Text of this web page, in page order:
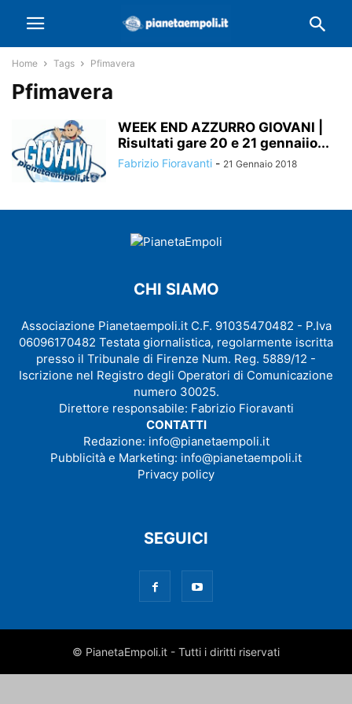
Home Tags Pfimavera
Pfimavera
WEEK END AZZURRO GIOVANI |
Risultati gare 20 e 21 gennaiio...
Fabrizio Fioravanti - 21 Gennaio 2018
CHI SIAMO
Associazione Pianetaempoli.it C.F. 91035470482 - P.Iva
06096170482 Testata giornalistica, regolarmente iscritta
presso il Tribunale di Firenze Num. Reg. 5889/12 -
Iscrizione nel Registro degli Operatori di Comunicazione
numero 30025.
Direttore responsabile: Fabrizio Fioravanti
CONTATTI
Redazione: info@pianetaempoli.it
Pubblicità e Marketing: info@pianetaempoli.it
Privacy policy
SEGUICI
© PianetaEmpoli.it - Tutti i diritti riservati